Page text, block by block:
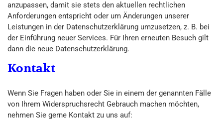
anzupassen, damit sie stets den aktuellen rechtlichen
Anforderungen entspricht oder um Änderungen unserer
Leistungen in der Datenschutzerklärung umzusetzen, z. B. bei
der Einführung neuer Services. Für Ihren erneuten Besuch gilt
dann die neue Datenschutzerklärung.
Kontakt
Wenn Sie Fragen haben oder Sie in einem der genannten Fälle
von Ihrem Widerspruchsrecht Gebrauch machen möchten,
nehmen Sie gerne Kontakt zu uns auf: